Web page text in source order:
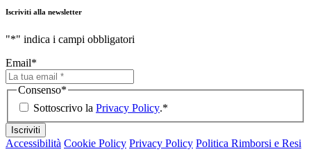
Iscriviti alla newsletter
"*" indica i campi obbligatori
Email*
Consenso*
Sottoscrivo la Privacy Policy.*
Iscriviti
Accessibilità Cookie Policy Privacy Policy Politica Rimborsi e Resi